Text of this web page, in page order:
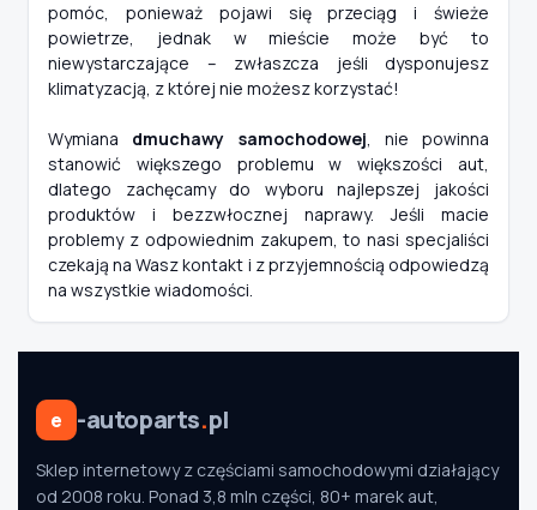
pomóc, ponieważ pojawi się przeciąg i świeże
powietrze, jednak w mieście może być to
niewystarczające – zwłaszcza jeśli dysponujesz
klimatyzacją, z której nie możesz korzystać!
Wymiana dmuchawy samochodowej, nie powinna
stanowić większego problemu w większości aut,
dlatego zachęcamy do wyboru najlepszej jakości
produktów i bezzwłocznej naprawy. Jeśli macie
problemy z odpowiednim zakupem, to nasi specjaliści
czekają na Wasz kontakt i z przyjemnością odpowiedzą
na wszystkie wiadomości.
e -autoparts.pl
Sklep internetowy z częściami samochodowymi działający
od 2008 roku. Ponad 3,8 mln części, 80+ marek aut,